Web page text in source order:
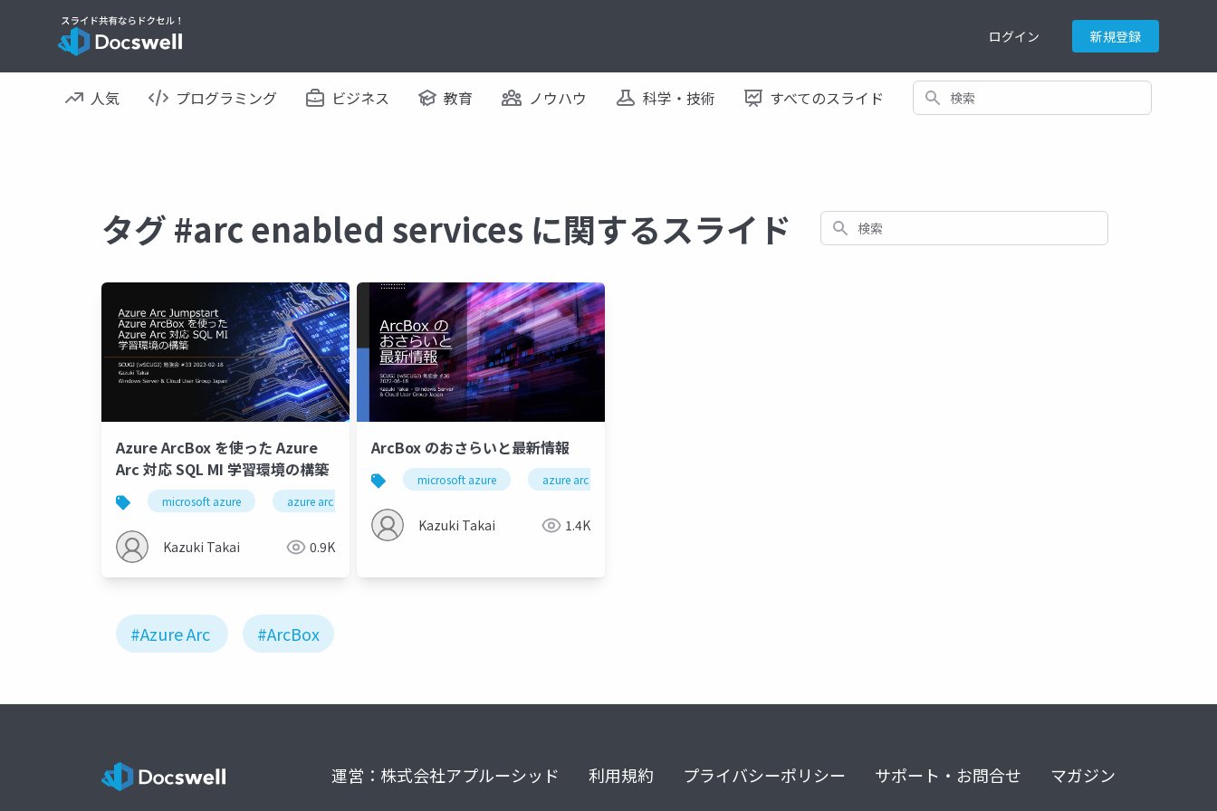
ログイン 新規登録
人気 プログラミング ビジネス 教育 ノウハウ 科学・技術 すべてのスライド 検索
タグ #arc enabled services に関するスライド 検索
Azure ArcBox を使った Azure
Arc 対応 SQL MI 学習環境の構築
microsoft azure azure arc
Kazuki Takai 0.9K
ArcBox のおさらいと最新情報
microsoft azure azure arc
Kazuki Takai 1.4K
#Azure Arc #ArcBox
運営：株式会社アプルーシッド 利用規約 プライバシーポリシー サポート・お問合せ マガジン